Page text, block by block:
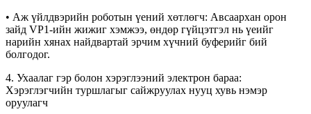
• Аж үйлдвэрийн роботын үений хөтлөгч: Авсаархан орон
зайд VP1-ийн жижиг хэмжээ, өндөр гүйцэтгэл нь үеийг
нарийн хянах найдвартай эрчим хүчний буферийг бий
болгодог.
4. Ухаалаг гэр болон хэрэглээний электрон бараа:
Хэрэглэгчийн туршлагыг сайжруулах нууц хувь нэмэр
оруулагч